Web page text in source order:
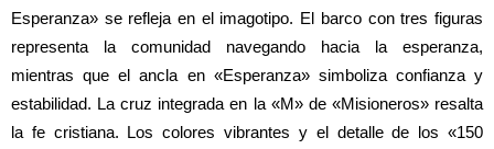
Esperanza» se refleja en el imagotipo. El barco con tres figuras
representa la comunidad navegando hacia la esperanza,
mientras que el ancla en «Esperanza» simboliza confianza y
estabilidad. La cruz integrada en la «M» de «Misioneros» resalta
la fe cristiana. Los colores vibrantes y el detalle de los «150